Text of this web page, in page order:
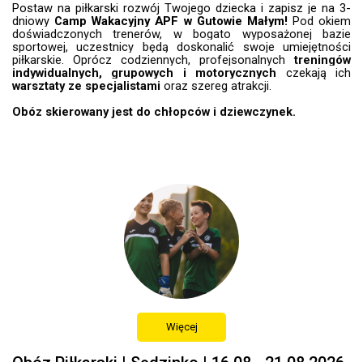
Postaw na piłkarski rozwój Twojego dziecka i zapisz je na 3-
dniowy Camp Wakacyjny APF w Gutowie Małym! Pod okiem
doświadczonych trenerów, w bogato wyposażonej bazie
sportowej, uczestnicy będą doskonalić swoje umiejętności
piłkarskie. Oprócz codziennych, profejsonalnychtreningów
indywidualnych, grupowych i motorycznych czekają ich
warsztaty ze specjalistami oraz szereg atrakcji.
Obóz skierowany jest do chłopców i dziewczynek.
Więcej